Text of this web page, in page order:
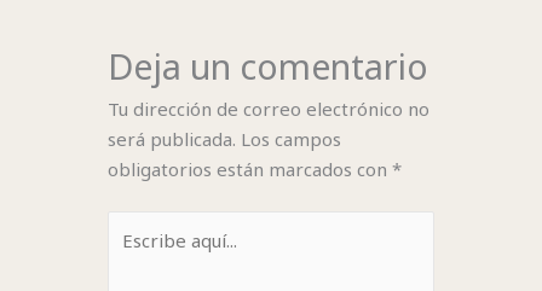
Deja un comentario
Tu dirección de correo electrónico no
será publicada. Los campos
obligatorios están marcados con *
aquí...